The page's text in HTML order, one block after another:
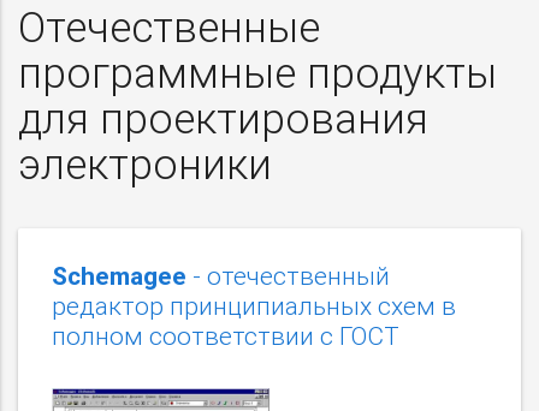
Отечественные
программные продукты
для проектирования
электроники
Schemagee - отечественный
редактор принципиальных схем в
полном соответствии с ГОСТ